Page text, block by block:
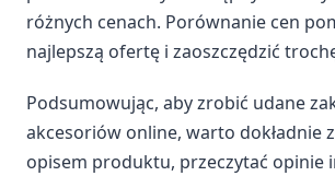
różnych cenach. Porównanie cen
najlepszą ofertę i zaoszczędzić
Podsumowując, aby zrobić udane
akcesoriów online, warto dokładnie
opisem produktu, przeczytać opinie